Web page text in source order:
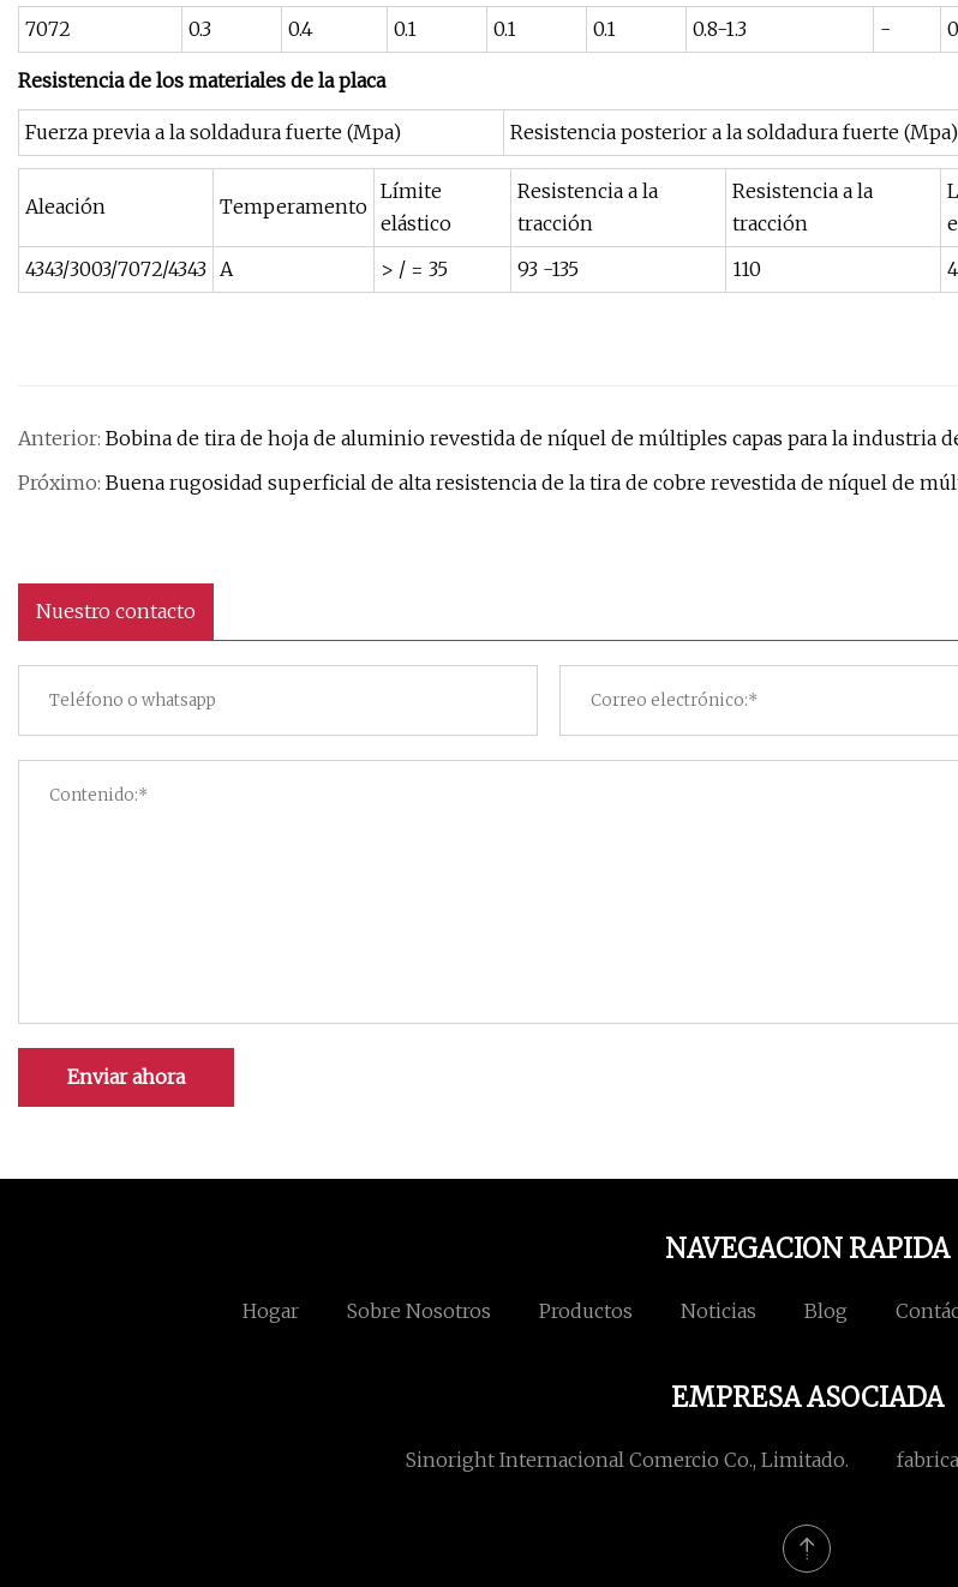
7072 0.3 0.4 0.1 0.1 0.1 0.8-1.3 -
Resistencia de los materiales de la placa
Fuerza previa a la soldadura fuerte (Mpa) Resistencia posterior a la soldadura fuerte (Mpa)
Aleación Temperamento
Límite
elástico
Resistencia a la
tracción
Resistencia a la
tracción
4343/3003/7072/4343 A > / = 35 93 -135 110
Anterior: Bobina de tira de hoja de aluminio revestida de níquel de múltiples capas para la industria
Próximo: Buena rugosidad superficial de alta resistencia de la tira de cobre revestida de níquel de
Nuestro contacto
Enviar ahora
NAVEGACION RAPIDA
Hogar Sobre Nosotros Productos Noticias Blog
EMPRESA ASOCIADA
Sinoright Internacional Comercio Co., Limitado.